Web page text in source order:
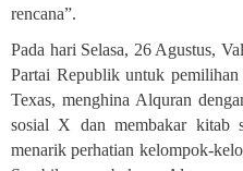
rencana”.
Pada hari Selasa, 26 Agustus,
Partai Republik untuk
Texas, menghina Alquran
sosial X dan membakar kitab
menarik perhatian kelompok-